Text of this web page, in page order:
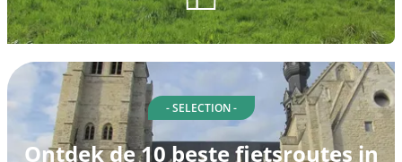
- SELECTION -
Ontdek de 10 beste fietsroutes in